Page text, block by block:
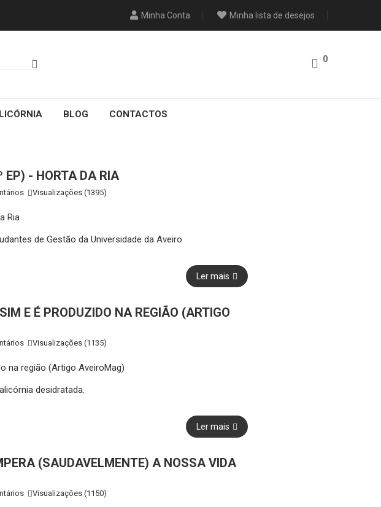
Minha Conta Minha lista de desejos
0
BLOG CONTACTOS
EP) - HORTA DA RIA
Visualizações (1395)
de Gestão da Universidade da Aveiro
Ler mais
E É PRODUZIDO NA REGIÃO (ARTIGO
Visualizações (1135)
desidratada.
Ler mais
(SAUDAVELMENTE) A NOSSA VIDA
Visualizações (1150)